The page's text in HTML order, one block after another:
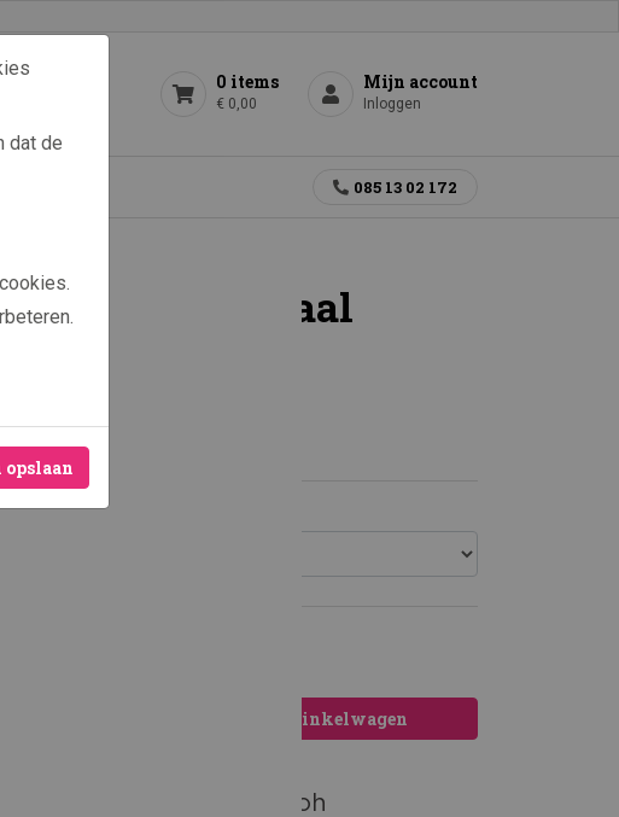
dat de
0 items
€ 0,00
Mijn account
Inloggen
085 13 02 172
vaas en schaal
Toevoegen aan winkelwagen